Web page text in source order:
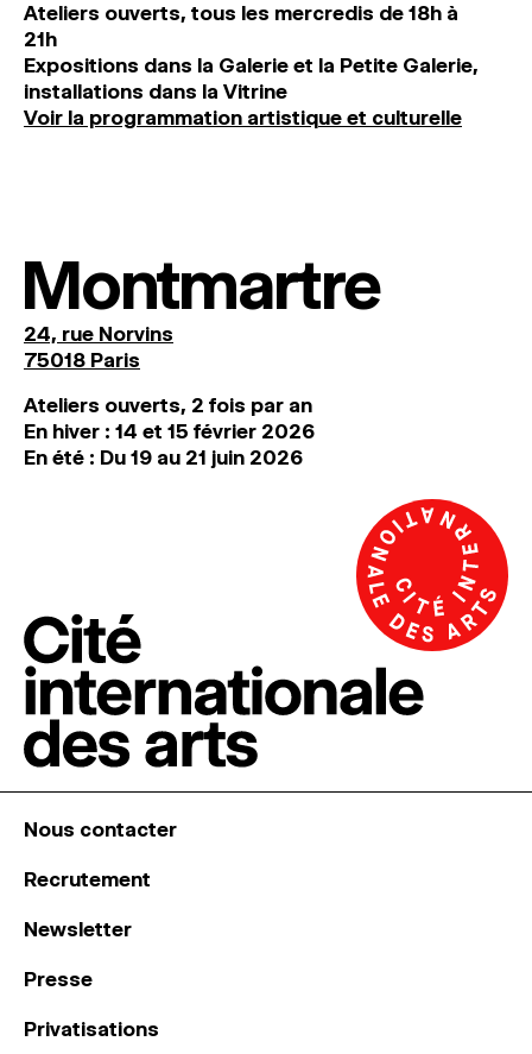
Ateliers ouverts, tous les mercredis de 18h à
21h
Expositions dans la Galerie et la Petite Galerie,
installations dans la Vitrine
Voir la programmation artistique et culturelle
Montmartre
24, rue Norvins
75018 Paris
Ateliers ouverts, 2 fois par an
En hiver : 14 et 15 février 2026
En été : Du 19 au 21 juin 2026
Nous contacter
Recrutement
Newsletter
Presse
Privatisations